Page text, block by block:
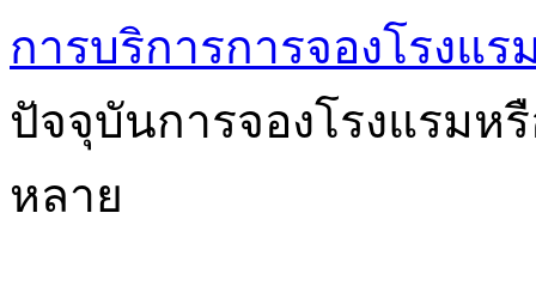
การบริการการจองโรงแ
ปัจจุบันการจองโรงแรมห
หลาย